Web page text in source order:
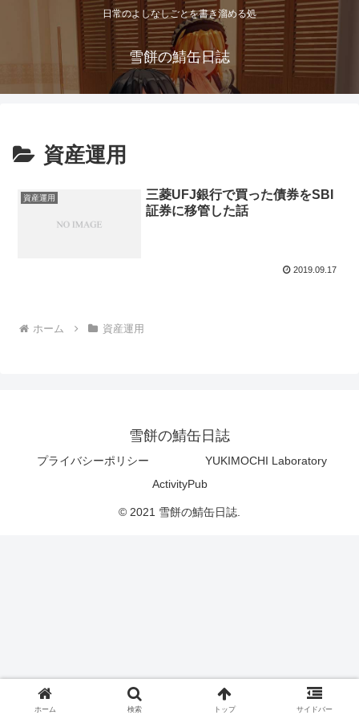
日常のよしなしごとを書き溜める処
雪餅の鯖缶日誌
資産運用
資産運用
三菱UFJ銀行で買った債券をSBI
証券に移管した話
2019.09.17
ホーム 資産運用
雪餅の鯖缶日誌
プライバシーポリシー
YUKIMOCHI Laboratory
ActivityPub
© 2021 雪餅の鯖缶日誌.
ホーム 検索 トップ サイドバー